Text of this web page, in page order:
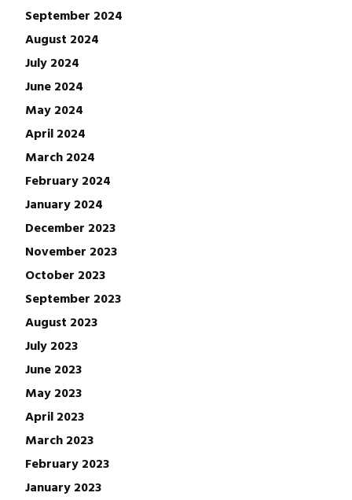
September 2024
August 2024
July 2024
June 2024
May 2024
April 2024
March 2024
February 2024
January 2024
December 2023
November 2023
October 2023
September 2023
August 2023
July 2023
June 2023
May 2023
April 2023
March 2023
February 2023
January 2023